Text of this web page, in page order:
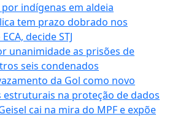
indígenas em aldeia
tem prazo dobrado nos
decide STJ
unanimidade as prisões de
seis condenados
da Gol como novo
na proteção de dados
cai na mira do MPF e expõe